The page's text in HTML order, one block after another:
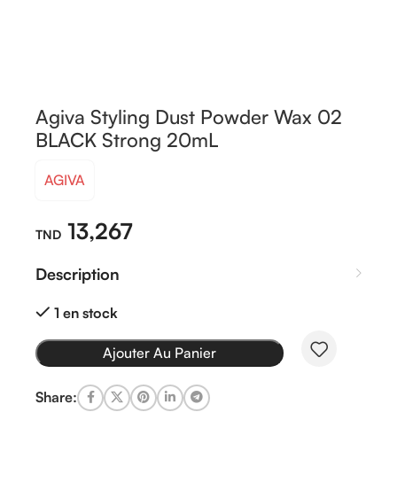
Agiva Styling Dust Powder Wax 02
BLACK Strong 20mL
AGIVA
13,267
Description
1 en stock
Ajouter Au Panier
Share: